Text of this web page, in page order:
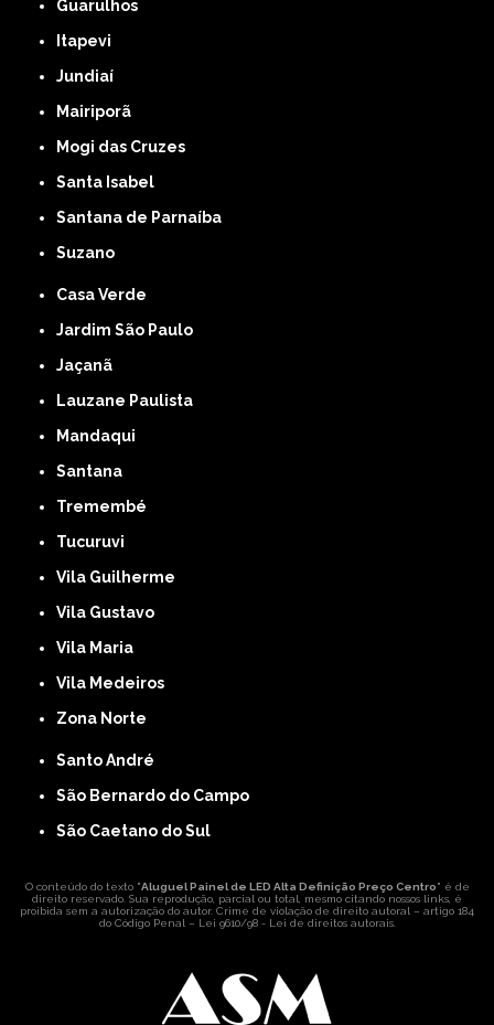
Guarulhos
Itapevi
Jundiaí
Mairiporã
Mogi das Cruzes
Santa Isabel
Santana de Parnaíba
Suzano
Casa Verde
Jardim São Paulo
Jaçanã
Lauzane Paulista
Mandaqui
Santana
Tremembé
Tucuruvi
Vila Guilherme
Vila Gustavo
Vila Maria
Vila Medeiros
Zona Norte
Santo André
São Bernardo do Campo
São Caetano do Sul
O conteúdo do texto "Aluguel Painel de LED Alta Definição Preço Centro" é de
direito reservado. Sua reprodução, parcial ou total, mesmo citando nossos links, é
proibida sem a autorização do autor. Crime de violação de direito autoral – artigo 184
do Código Penal – Lei 9610/98 - Lei de direitos autorais.